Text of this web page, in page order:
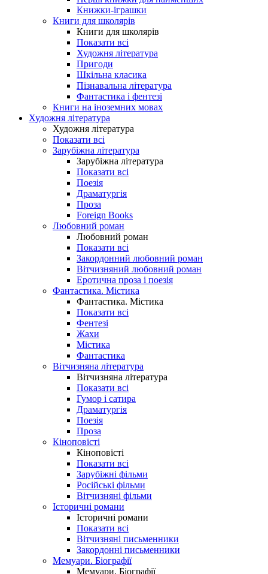
Книжки-іграшки
Книги для школярів
Книги для школярів
Показати всі
Художня література
Пригоди
Шкільна класика
Пізнавальна література
Фантастика і фентезі
Книги на іноземних мовах
Художня література
Художня література
Показати всі
Зарубіжна література
Зарубіжна література
Показати всі
Поезія
Драматургія
Проза
Foreign Books
Любовний роман
Любовний роман
Показати всі
Закордонний любовний роман
Вітчизняний любовний роман
Еротична проза і поезія
Фантастика. Містика
Фантастика. Містика
Показати всі
Фентезі
Жахи
Містика
Фантастика
Вітчизняна література
Вітчизняна література
Показати всі
Гумор і сатира
Драматургія
Поезія
Проза
Кіноповісті
Кіноповісті
Показати всі
Зарубіжні фільми
Російські фільми
Вітчизняні фільми
Історичні романи
Історичні романи
Показати всі
Вітчизняні письменники
Закордонні письменники
Мемуари. Біографії
Мемуари. Біографії